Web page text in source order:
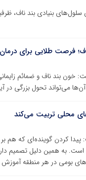
بنیادی بند ناف،
فرصت طلایی برای
خون بند ناف و ضمائم
می‌تواند تحول بزرگی در
محلی تربیت می‌کند
کردن گوینده‌ای که هم
به همین دلیل تصمیم
بومی در هر منطقه